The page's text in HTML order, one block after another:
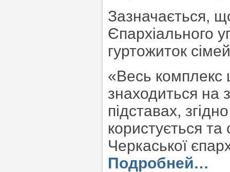
Зазначається,
Єпархіального
гуртожиток
«Весь комплекс
знаходиться на
підставах,
користується
Черкаської
Подробней…